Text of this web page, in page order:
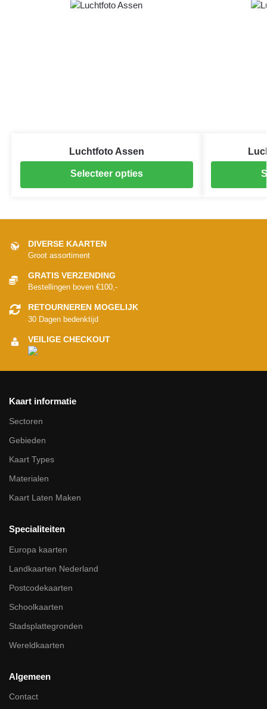
Luchtfoto Assen
Selecteer opties
DIVERSE KAARTEN
Groot assortiment
GRATIS VERZENDING
Bestellingen boven €100,-
RETOURNEREN MOGELIJK
30 Dagen bedenktijd
VEILIGE CHECKOUT
Kaart informatie
Sectoren
Gebieden
Kaart Types
Materialen
Kaart Laten Maken
Specialiteiten
Europa kaarten
Landkaarten Nederland
Postcodekaarten
Schoolkaarten
Stadsplattegronden
Wereldkaarten
Algemeen
Contact